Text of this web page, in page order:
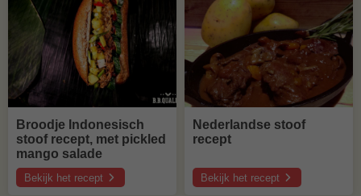
BBQuality
bier
blond
een
uien
balsamicosaus
Broodje Indonesisch
stoof recept, met pickled
mango salade
Bekijk het recept
over
Broodje
Nederlandse stoof
recept
Bekijk het recept
over
Nederlandse